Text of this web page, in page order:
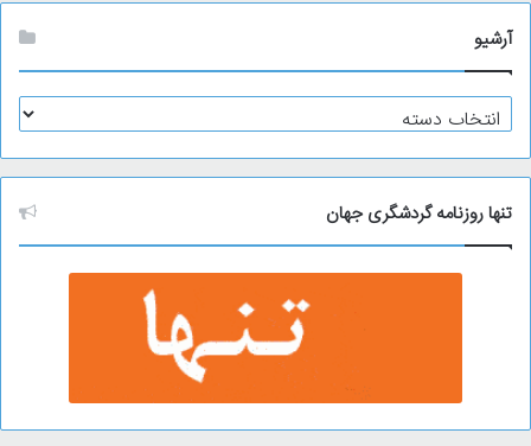
آرشیو
آ
ر
ش
ی
و
تنها روزنامه گردشگری جهان